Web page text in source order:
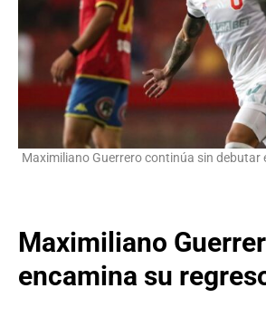
Maximiliano Guerrero continúa sin debutar
Maximiliano
encamina su